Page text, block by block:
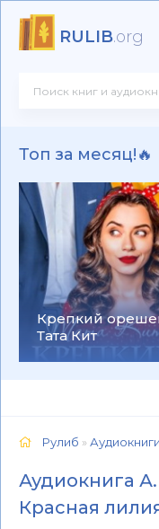
RULIB.org
Топ за месяц!🔥
Крепкий
Тата Кит
Рулиб »Аудиокниги
Аудиокнига
Красная